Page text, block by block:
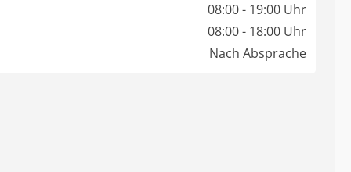
08:00 - 19:00 Uhr
08:00 - 18:00 Uhr
Nach Absprache